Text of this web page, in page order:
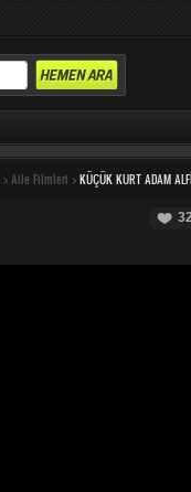
> Aile Filmleri > KÜÇÜK KURT ADAM